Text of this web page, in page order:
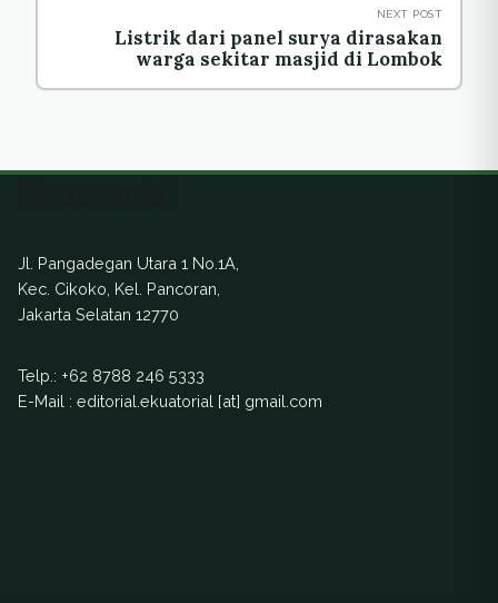
NEXT POST
Listrik dari panel surya dirasakan
warga sekitar masjid di Lombok
Jl. Pangadegan Utara 1 No.1A,
Kec. Cikoko, Kel. Pancoran,
Jakarta Selatan 12770
Telp.: +62 8788 246 5333
E-Mail : editorial.ekuatorial [at] gmail.com